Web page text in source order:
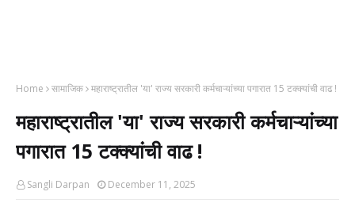
Home सामाजिक महाराष्ट्रातील 'या' राज्य सरकारी कर्मचाऱ्यांच्या पगारात 15 टक्क्यांची वाढ !
महाराष्ट्रातील 'या' राज्य सरकारी कर्मचाऱ्यांच्या
पगारात 15 टक्क्यांची वाढ !
Sangli Darpan December 11, 2025